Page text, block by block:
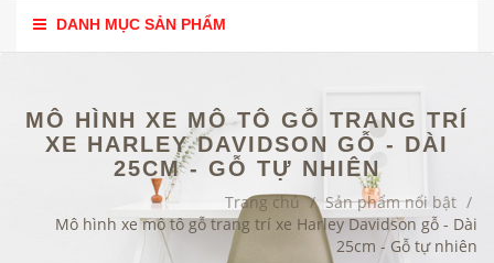
DANH MỤC SẢN PHẨM
MÔ HÌNH XE MÔ TÔ GỖ TRANG TRÍ
XE HARLEY DAVIDSON GỖ - DÀI
25CM - GỖ TỰ NHIÊN
Trang chủ / Sản phẩm nổi bật /
Mô hình xe mô tô gỗ trang trí xe Harley Davidson gỗ - Dài
25cm - Gỗ tự nhiên